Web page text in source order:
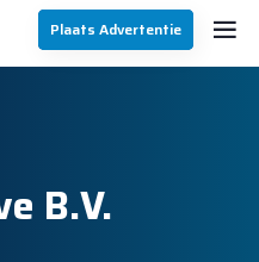
Plaats Advertentie
B.V.